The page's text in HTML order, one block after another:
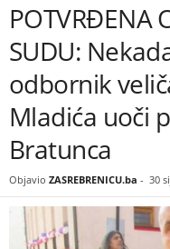
POTVRĐENA
SUDU:
odbornik
Mladića uoči
Bratunca
Objavio ZASREBRENICU.ba - 30